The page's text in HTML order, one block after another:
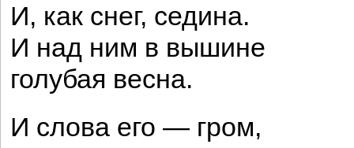
И, как снег, седина.
И над ним в вышине
голубая весна.
И слова его — гром,